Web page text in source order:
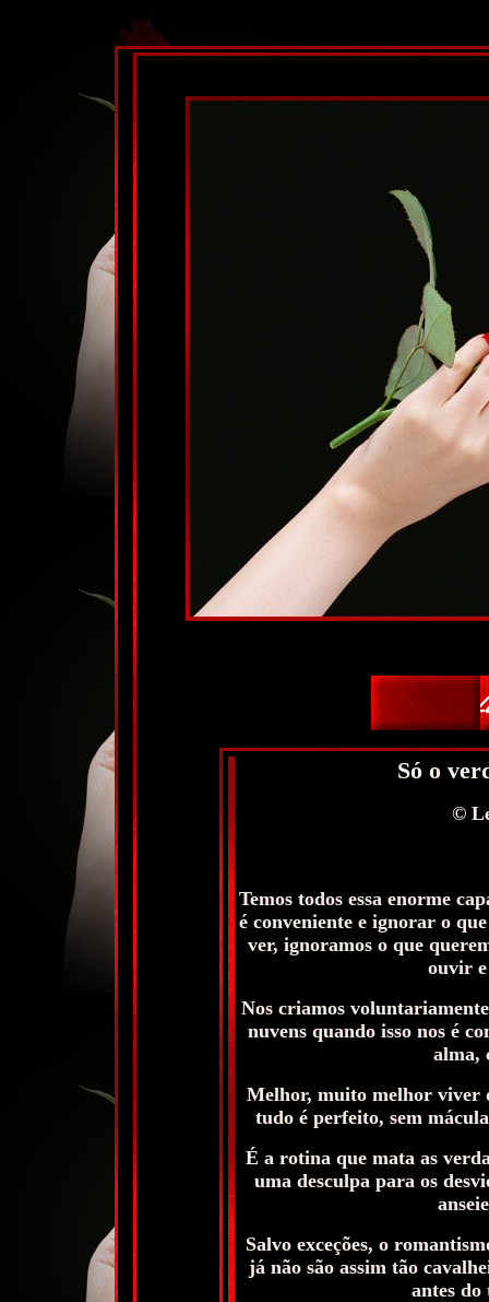
Só o
©
Temos todos essa enorme
é conveniente e ignorar o
ver, ignoramos o que
ouvir
Nos criamos
nuvens quando isso nos é
alma,
Melhor, muito melhor viver
tudo é perfeito, sem
É a rotina que mata as
uma desculpa para os
Salvo exceções, o
já não são assim tão
antes do